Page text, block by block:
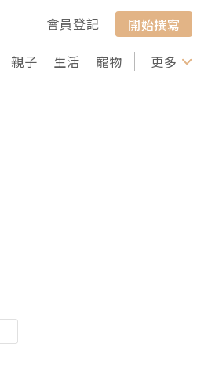
會員登記
開始撰寫
親子 生活 寵物 行山 打卡
更多